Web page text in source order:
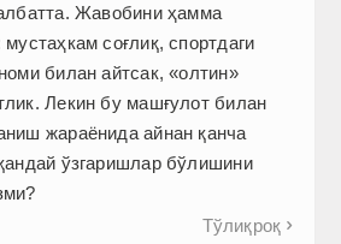
Жавобини ҳамма
соғлиқ, спортдаги
билан айтсак, «олтин»
Лекин бу машғулот билан
жараёнида айнан қанча
ўзгаришлар бўлишини
Тўлиқроқ 